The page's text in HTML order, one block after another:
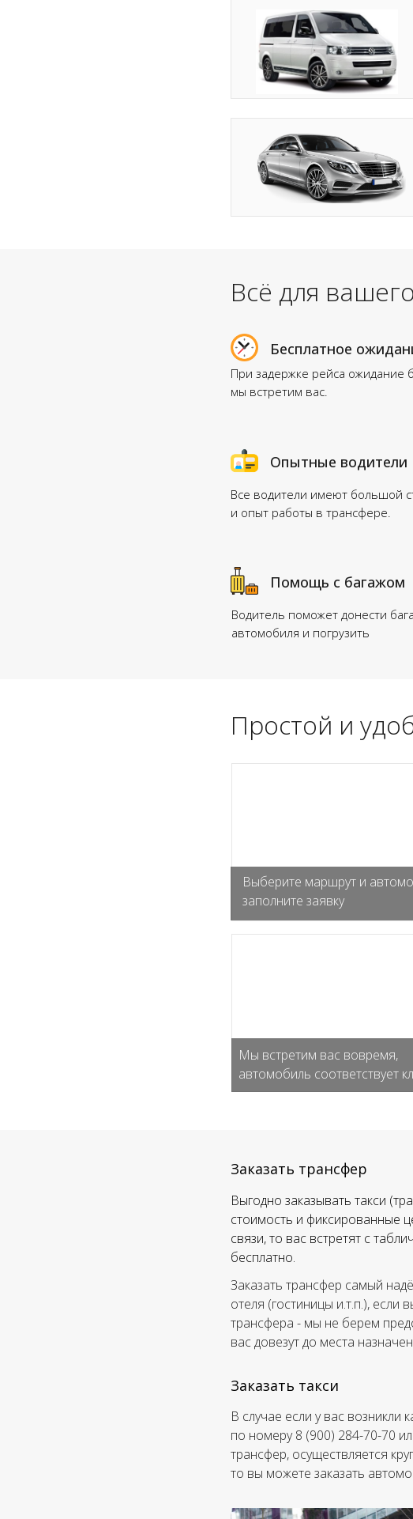
При задержке рейса ожидание
мы встретим вас.
Водитель поможет донести
автомобиля и погрузить
Бесплатное
Помощь с багажом
Все водители имеют большой
и опыт работы в трансфере.
Опытные водители
Всё для
Простой и
Выберите маршрут и
заполните заявку
Мы встретим вас вовремя,
автомобиль соответствует
Заказать трансфер самый
отеля (гостиницы и.т.п.), если
трансфера - мы не берем
вас довезут до места
Заказать трансфер
Выгодно заказывать такси
стоимость и фиксированные
связи, то вас встретят с
бесплатно.
Заказать такси
В случае если у вас возникли
по номеру 8 (900) 284-70-70
трансфер, осуществляется
то вы можете заказать